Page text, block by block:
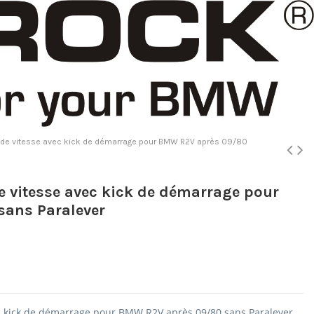
vitesse avec kick de démarrage pour BMW R2V après 09/80
vitesse avec kick de démarrage pour
Paralever